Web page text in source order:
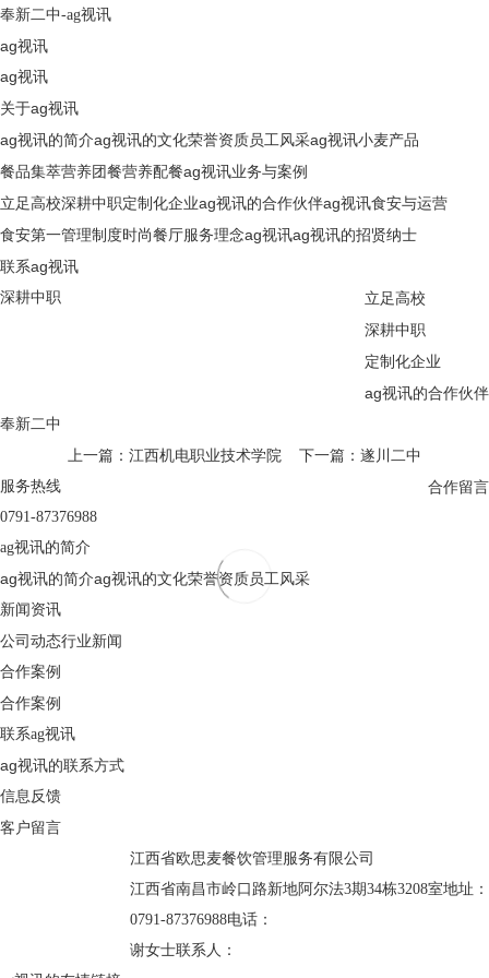
奉新二中-ag视讯
ag视讯
ag视讯
关于ag视讯
ag视讯的简介ag视讯的文化荣誉资质员工风采ag视讯小麦产品
餐品集萃营养团餐营养配餐ag视讯业务与案例
立足高校深耕中职定制化企业ag视讯的合作伙伴ag视讯食安与运营
食安第一管理制度时尚餐厅服务理念ag视讯ag视讯的招贤纳士
联系ag视讯
深耕中职
立足高校
深耕中职
定制化企业
ag视讯的合作伙伴
奉新二中
上一篇：江西机电职业技术学院 下一篇：遂川二中
服务热线
0791-87376988
合作留言
ag视讯的简介
ag视讯的简介ag视讯的文化荣誉资质员工风采
新闻资讯
公司动态行业新闻
合作案例
合作案例
联系ag视讯
ag视讯的联系方式
信息反馈
客户留言
江西省欧思麦餐饮管理服务有限公司
地址：
江西省南昌市岭口路新地阿尔法3期34栋3208室
电话：
0791-87376988
联系人：
谢女士